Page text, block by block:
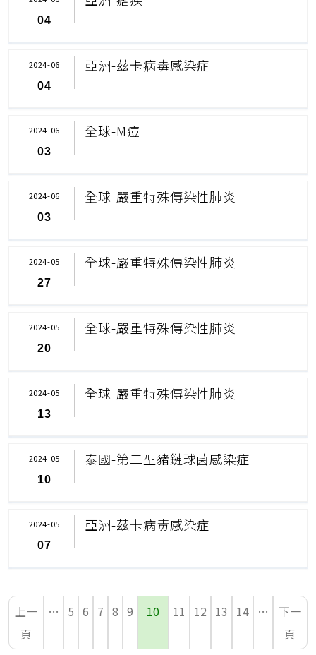
04
亞洲-茲卡病毒感染症
2024-06
04
全球-M痘
2024-06
03
全球-嚴重特殊傳染性肺炎
2024-06
03
全球-嚴重特殊傳染性肺炎
2024-05
27
全球-嚴重特殊傳染性肺炎
2024-05
20
全球-嚴重特殊傳染性肺炎
2024-05
13
泰國-第二型豬鏈球菌感染症
2024-05
10
亞洲-茲卡病毒感染症
2024-05
07
上一
頁
… 5 6 7 8 9 10 11 12 13 14 …
下一
頁